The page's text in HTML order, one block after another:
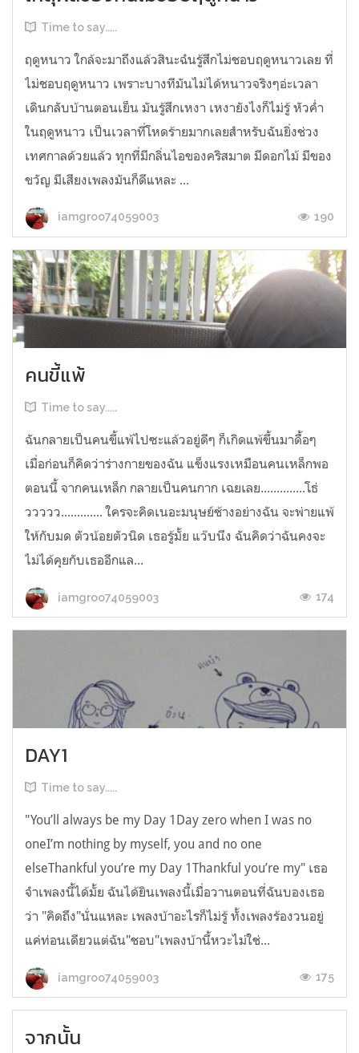
Time to say.....
ฤดูหนาว ใกล้จะมาถึงแล้วสินะฉํนรู้สึกไม่ชอบฤดูหนาวเลย ที่
ไม่ชอบฤดูหนาว เพราะบางทีมันไม่ได้หนาวจริงๆอ่ะเวลา
เดินกลับบ้านตอนเย็น มันรู้สึกเหงา เหงายังไงก็ไม่รู้ หัวค่ำ
ในฤดูหนาว เป็นเวลาที่โหดร้ายมากเลยสำหรับฉันยิ่งช่วง
เทศกาลด้วยแล้ว ทุกที่มีกลิ่นไอของคริสมาต มีดอกไม้ มีของ
ขวัญ มีเสียงเพลงมันก็ดีแหละ ...
iamgroo74059003 190
คนขี้แพ้
Time to say.....
ฉันกลายเป็นคนขี้แพ้ไปซะแล้วอยู่ดีๆ ก็เกิดแพ้ขึ้นมาดื้อๆ
เมื่อก่อนก็คิดว่าร่างกายของฉัน แข็งแรงเหมือนคนเหล็กพอ
ตอนนี้ จากคนเหล็ก กลายเป็นคนกาก เฉยเลย..............โธ่
ววววว............. ใครจะคิดเนอะมนุษย์ช้างอย่างฉัน จะพ่ายแพ้
ให้กับมด ตัวน้อยตัวนิด เธอรู้มั้ย แว๊บนึง ฉันคิดว่าฉันคงจะ
ไม่ได้คุยกับเธออีกแล...
iamgroo74059003 174
DAY1
Time to say.....
"You’ll always be my Day 1Day zero when I was no
oneI’m nothing by myself, you and no one
elseThankful you’re my Day 1Thankful you’re my" เธอ
จำเพลงนี้ได้มั้ย ฉันได้ยินเพลงนี้เมื่อวานตอนที่ฉันบองเธอ
ว่า "คิดถึง"นั่นแหละ เพลงบ้าอะไรก็ไม่รู้ ทั้งเพลงร้องวนอยู่
แค่ท่อนเดียวแต่ฉัน"ชอบ"เพลงบ้านี้หวะไม่ใช่...
iamgroo74059003 175
จากนั้น